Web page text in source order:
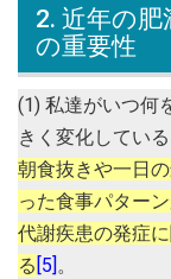
2. 近年の
の重要性
(1) 私達がいつ何
きく変化している
朝食抜きや一日
った食事パター
代謝疾患の発症
る [5] 。